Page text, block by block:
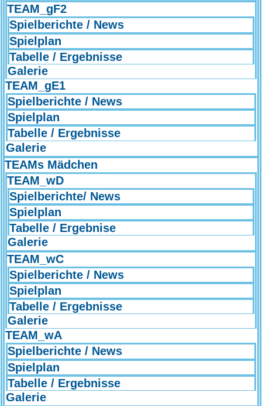
TEAM_gF2
Spielberichte / News
Spielplan
Tabelle / Ergebnisse
Galerie
TEAM_gE1
Spielberichte / News
Spielplan
Tabelle / Ergebnisse
Galerie
TEAMs Mädchen
TEAM_wD
Spielberichte/ News
Spielplan
Tabelle / Ergebnise
Galerie
TEAM_wC
Spielberichte / News
Spielplan
Tabelle / Ergebnisse
Galerie
TEAM_wA
Spielberichte / News
Spielplan
Tabelle / Ergebnisse
Galerie